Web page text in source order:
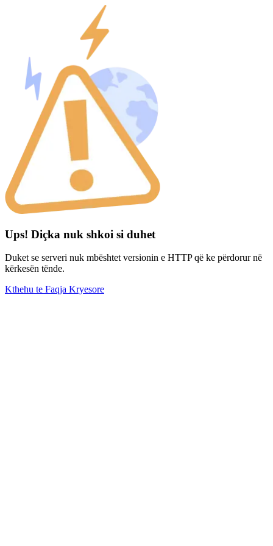
Ups! Diçka nuk shkoi si duhet
Duket se serveri nuk mbështet versionin e HTTP që ke përdorur në
kërkesën tënde.
Kthehu te Faqja Kryesore